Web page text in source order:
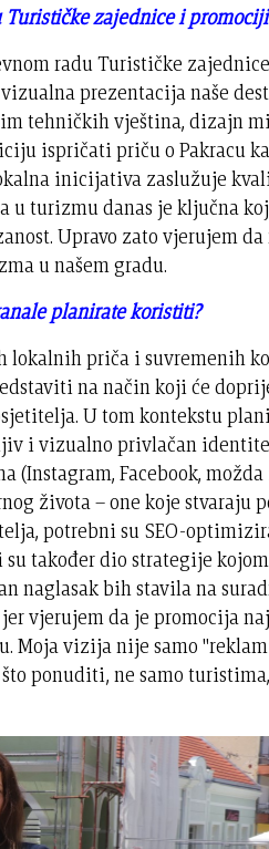
zajednice i promociji
radu Turističke
prezentacija naše
tehničkih vještina, dizajn
ispričati priču o Pakracu
inicijativa zaslužuje
turizmu danas je ključna
Upravo zato vjerujem
u našem gradu.
planirate koristiti?
lokalnih priča i suvremenih
na način koji će
U tom kontekstu
i vizualno privlačan
(Instagram, Facebook, možda
života – one koje stvaraju
potrebni su SEO-
također dio strategije
naglasak bih stavila na
vjerujem da je promocija
vizija nije samo
ponuditi, ne samo